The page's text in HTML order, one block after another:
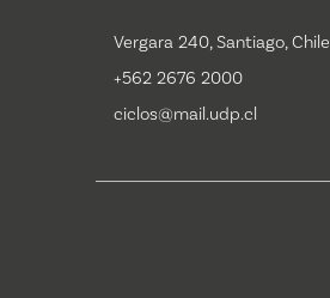
Vergara 240, Santiago, Chile
+562 2676 2000
ciclos@mail.udp.cl